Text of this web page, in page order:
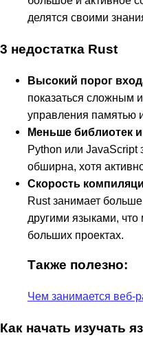
делятся своими
3 недостатка Rust
Высокий порог
показаться сложным
управления памятью
Меньше библиотек
Python или JavaScript
обширна, хотя
Скорость
Rust занимает
другими языками,
больших проектах.
Также полезно:
Чем занимается веб-
Как начать изучать